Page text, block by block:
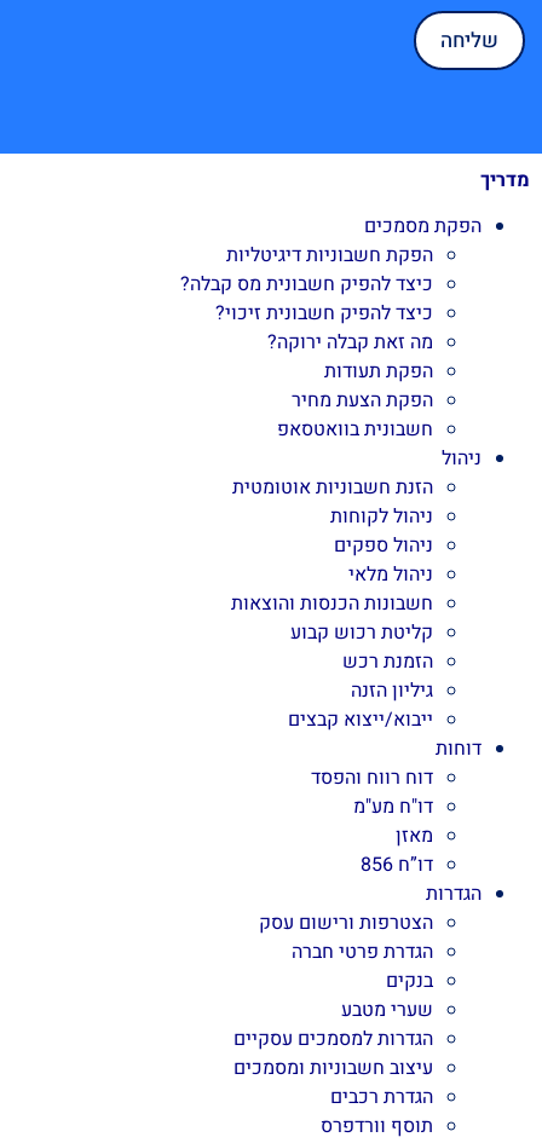
מדריך
הפקת מסמכים
הפקת חשבוניות דיגיטליות
כיצד להפיק חשבונית מס קבלה?
כיצד להפיק חשבונית זיכוי?
מה זאת קבלה ירוקה?
הפקת תעודות
הפקת הצעת מחיר
חשבונית בוואטסאפ
ניהול
הזנת חשבוניות אוטומטית
ניהול לקוחות
ניהול ספקים
ניהול מלאי
חשבונות הכנסות והוצאות
קליטת רכוש קבוע
הזמנת רכש
גיליון הזנה
ייבוא/ייצוא קבצים
דוחות
דוח רווח והפסד
דו"ח מע"מ
מאזן
דו”ח 856
הגדרות
הצטרפות ורישום עסק
הגדרת פרטי חברה
בנקים
שערי מטבע
הגדרות למסמכים עסקיים
עיצוב חשבוניות ומסמכים
הגדרת רכבים
תוסף וורדפרס